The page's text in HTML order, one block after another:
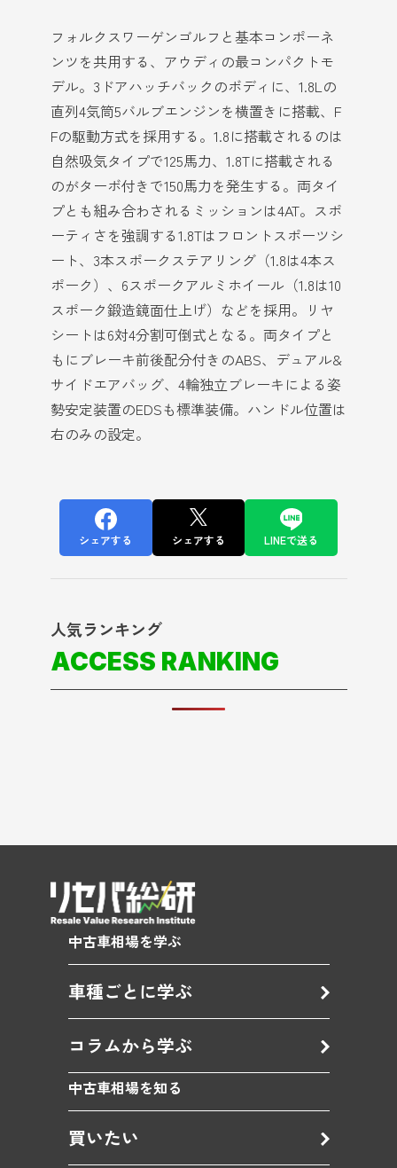
フォルクスワーゲンゴルフと基本コンポーネ
ンツを共用する、アウディの最コンパクトモ
デル。3ドアハッチバックのボディに、1.8Lの
直列4気筒5バルブエンジンを横置きに搭載、F
Fの駆動方式を採用する。1.8に搭載されるのは
自然吸気タイプで125馬力、1.8Tに搭載される
のがターボ付きで150馬力を発生する。両タイ
プとも組み合わされるミッションは4AT。スポ
ーティさを強調する1.8Tはフロントスポーツシ
ート、3本スポークステアリング（1.8は4本ス
ポーク）、6スポークアルミホイール（1.8は10
スポーク鍛造鏡面仕上げ）などを採用。リヤ
シートは6対4分割可倒式となる。両タイプと
もにブレーキ前後配分付きのABS、デュアル&
サイドエアバッグ、4輪独立ブレーキによる姿
勢安定装置のEDSも標準装備。ハンドル位置は
右のみの設定。
シェアする シェアする LINEで送る
人気ランキング
ACCESS RANKING
中古車相場を学ぶ
車種ごとに学ぶ
コラムから学ぶ
中古車相場を知る
買いたい